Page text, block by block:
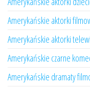
Amerykańskie aktorki
Amerykańskie aktorki
Amerykańskie czarne
Amerykańskie dramaty